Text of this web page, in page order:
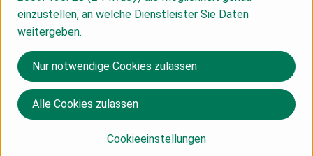
Produktdatenblatt
Herkunft
einzustellen, an welche Dienstleister Sie Daten
weitergeben.
Cookieeinstellungen
Nur notwendige Cookies zulassen
Alle Cookies zulassen